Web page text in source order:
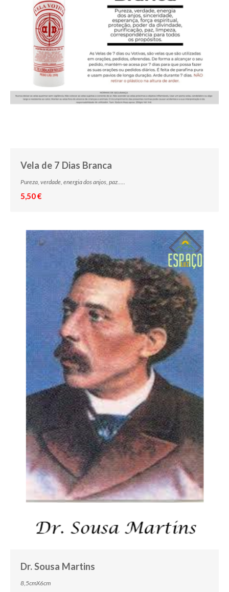
Vela de 7 Dias Branca
Pureza, verdade, energia dos anjos, paz.....
5,50 €
Dr. Sousa Martins
8,5cmX6cm